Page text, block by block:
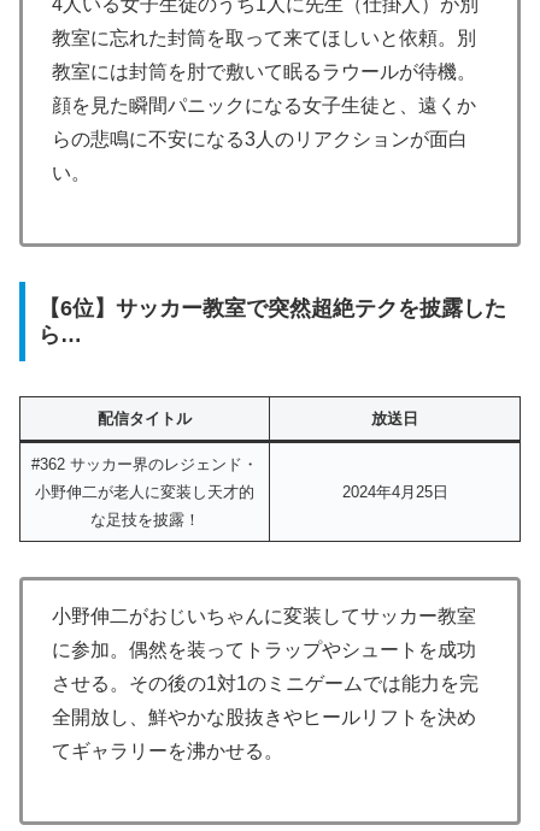
教室に忘れた封筒を取って来てほしいと依頼。別
教室には封筒を肘で敷いて眠るラウールが待機。
顔を見た瞬間パニックになる女子生徒と、遠くか
らの悲鳴に不安になる3人のリアクションが面白
い。
【6位】サッカー教室で突然超絶テクを披露した
ら…
配信タイトル 放送日
#362 サッカー界のレジェンド・
小野伸二が老人に変装し天才的
な足技を披露！
2024年4月25日
小野伸二がおじいちゃんに変装してサッカー教室
に参加。偶然を装ってトラップやシュートを成功
させる。その後の1対1のミニゲームでは能力を完
全開放し、鮮やかな股抜きやヒールリフトを決め
てギャラリーを沸かせる。